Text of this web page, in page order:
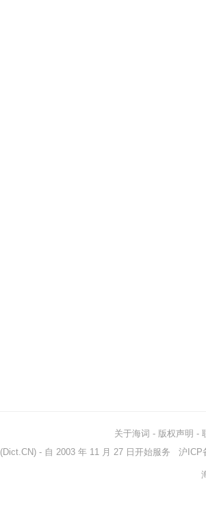
关于海词 - 版权声明 -
(Dict.CN) - 自 2003 年 11 月 27 日开始服务 沪ICP